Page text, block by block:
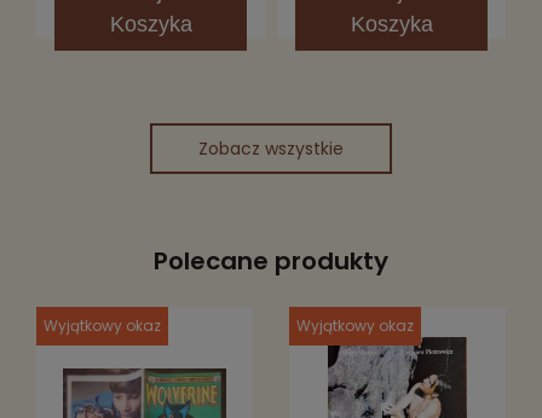
Koszyka
Koszyka
Zobacz wszystkie
Polecane produkty
Wyjątkowy okaz Wyjątkowy okaz